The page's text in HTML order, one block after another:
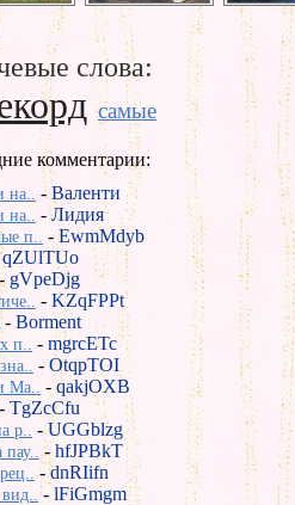
слова:
самые
комментарии:
на.. -Валенти
на.. -Лидия
п.. -EwmMdyb
qZUlTUo
gVpeDjg
- KZqFPPt
- Borment
п.. - mgrcETc
- OtqpTOI
Ma.. -qakjOXB
TgZcCfu
р.. -UGGblzg
-hfJPBkT
-dnRIifn
-lFiGmgm